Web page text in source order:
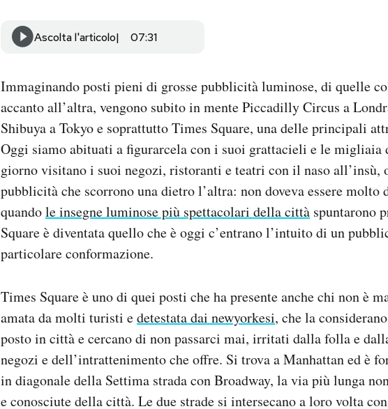
Ascolta l'articolo 07:31
Immaginando posti pieni di grosse pubblicità luminose, di quelle
accanto all’altra, vengono subito in mente Piccadilly Circus a
Shibuya a Tokyo e soprattutto Times Square, una delle principali
Oggi siamo abituati a figurarcela con i suoi grattacieli e le migliaia
giorno visitano i suoi negozi, ristoranti e teatri con il naso all’insù,
pubblicità che scorrono una dietro l’altra: non doveva essere molto
quandole insegne luminose più spettacolari della città spuntarono
Square è diventata quello che è oggi c’entrano l’intuito di un
particolare conformazione.
Times Square è uno di quei posti che ha presente anche chi non è
amata da molti turisti edetestata dai newyorkesi, che la
posto in città e cercano di non passarci mai, irritati dalla folla e
negozi e dell’intrattenimento che offre. Si trova a Manhattan ed è
in diagonale della Settima strada con Broadway, la via più lunga
e conosciute della città. Le due strade si intersecano a loro volta